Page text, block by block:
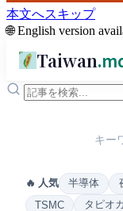
本文へスキップ
🌐 English version
Taiwan
キー
🔥 人気 半導体
TSMC
タピオ